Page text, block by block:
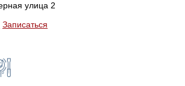
улица 2
Записаться